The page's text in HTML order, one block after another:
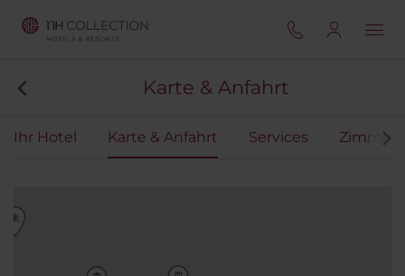
Karte & Anfahrt
Ihr Hotel Karte & Anfahrt Services Zimmer